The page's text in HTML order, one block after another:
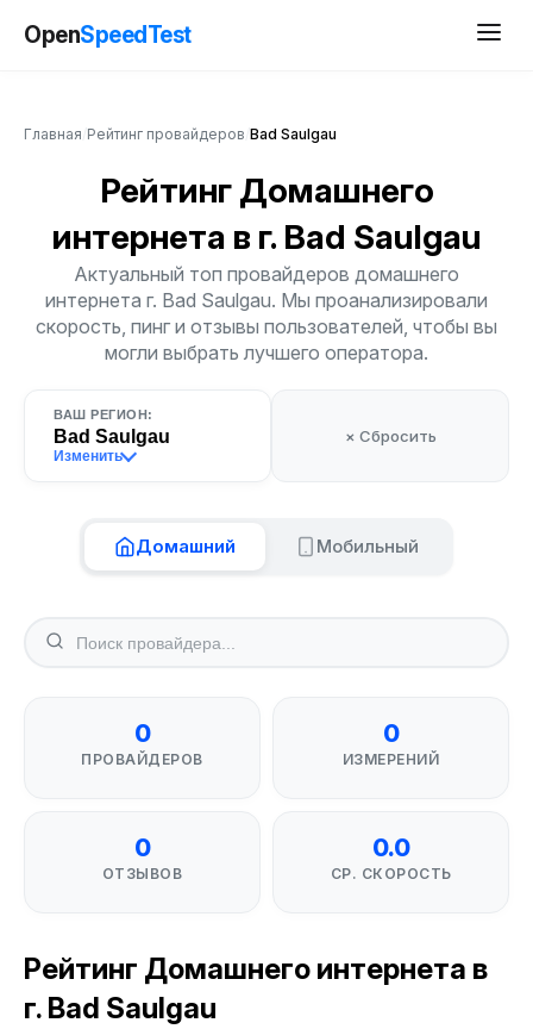
OpenSpeedTest
Главная Рейтинг провайдеров Bad Saulgau
Рейтинг Домашнего
интернета в г. Bad Saulgau
Актуальный топ провайдеров домашнего
интернета г. Bad Saulgau. Мы проанализировали
скорость, пинг и отзывы пользователей, чтобы вы
могли выбрать лучшего оператора.
ВАШ РЕГИОН:
Bad Saulgau
Изменить
× Сбросить
Домашний Мобильный
0
ПРОВАЙДЕРОВ
0
ИЗМЕРЕНИЙ
0
ОТЗЫВОВ
0.0
СР. СКОРОСТЬ
Рейтинг Домашнего интернета в
г. Bad Saulgau